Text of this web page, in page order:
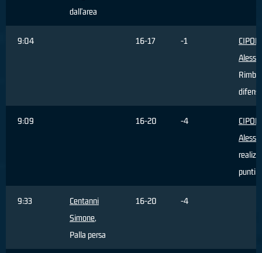
dall'area
9:04 16-17 -1
9:09 16-20 -4
punti
9:33
Centanni
Simone,
Palla persa
16-20 -4